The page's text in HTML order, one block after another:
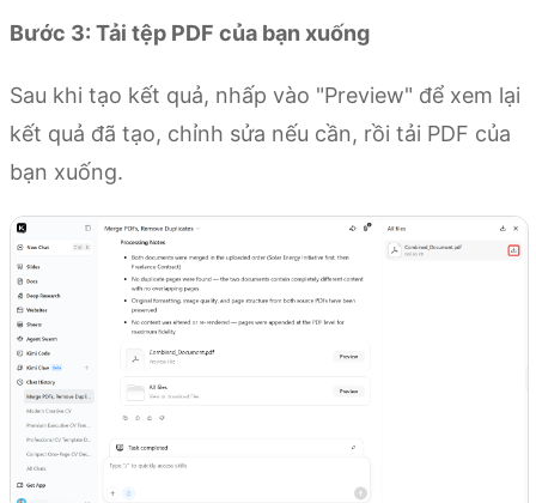
Bước 3: Tải tệp PDF của bạn xuống
Sau khi tạo kết quả, nhấp vào "Preview" để xem lại
kết quả đã tạo, chỉnh sửa nếu cần, rồi tải PDF của
bạn xuống.